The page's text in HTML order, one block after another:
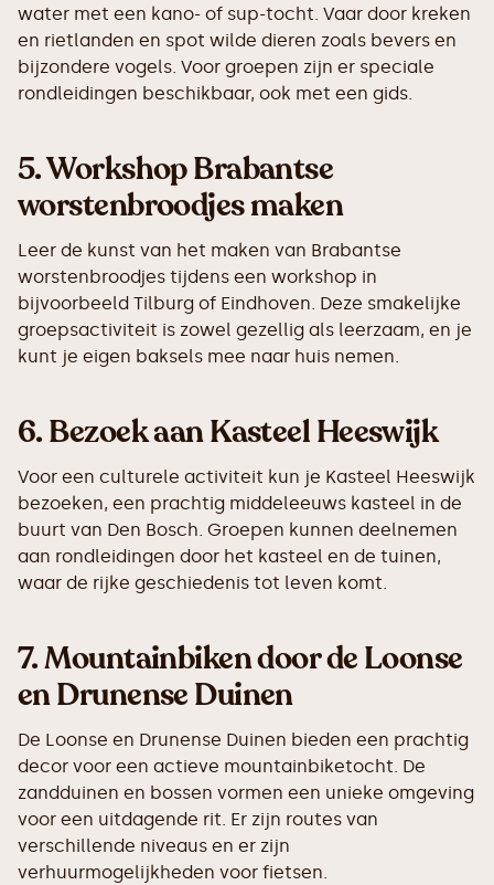
water met een kano- of sup-tocht. Vaar door kreken
en rietlanden en spot wilde dieren zoals bevers en
bijzondere vogels. Voor groepen zijn er speciale
rondleidingen beschikbaar, ook met een gids.
5.Workshop Brabantse
worstenbroodjes maken
Leer de kunst van het maken van Brabantse
worstenbroodjes tijdens een workshop in
bijvoorbeeld Tilburg of Eindhoven. Deze smakelijke
groepsactiviteit is zowel gezellig als leerzaam, en je
kunt je eigen baksels mee naar huis nemen.
6.Bezoek aan Kasteel Heeswijk
Voor een culturele activiteit kun je Kasteel Heeswijk
bezoeken, een prachtig middeleeuws kasteel in de
buurt van Den Bosch. Groepen kunnen deelnemen
aan rondleidingen door het kasteel en de tuinen,
waar de rijke geschiedenis tot leven komt.
7.Mountainbiken door de Loonse
en Drunense Duinen
De Loonse en Drunense Duinen bieden een prachtig
decor voor een actieve mountainbiketocht. De
zandduinen en bossen vormen een unieke omgeving
voor een uitdagende rit. Er zijn routes van
verschillende niveaus en er zijn
verhuurmogelijkheden voor fietsen.